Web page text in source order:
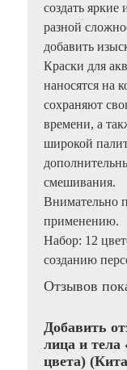
создать
разной
добавить
Краски для
наносятся на
сохраняют
времени, а
широкой
смешивания.
Внимательно
применению.
Набор: 12
созданию
Отзывов
Добавить
лица и тела
цвета)